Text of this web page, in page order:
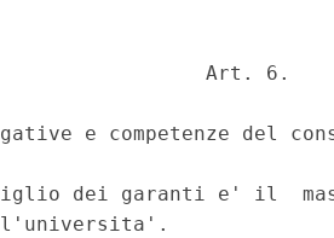
Art. 6.
e competenze del
dei garanti e' il